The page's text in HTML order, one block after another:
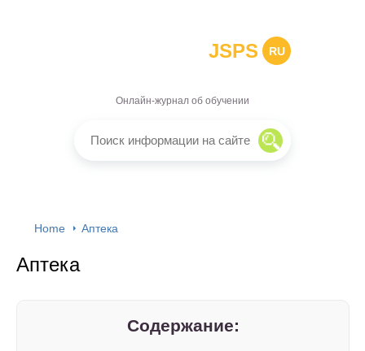
JSPS RU
Онлайн-журнал об обучении
Home Аптека
Аптека
Содержание: